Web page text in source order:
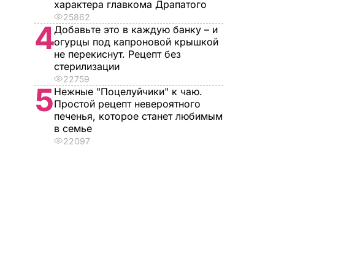
характера главкома Драпатого
25862
4Добавьте это в каждую банку – и
огурцы под капроновой крышкой
не перекиснут. Рецепт без
стерилизации
22759
5Нежные "Поцелуйчики" к чаю.
Простой рецепт невероятного
печенья, которое станет любимым
в семье
22097